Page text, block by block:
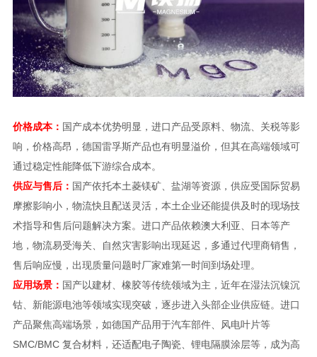
价格成本： 国产成本优势明显，进口产品受原料、物流、关税等影
响，价格高昂，德国雷孚斯产品也有明显溢价，但其在高端领域可
通过稳定性能降低下游综合成本。
供应与售后： 国产依托本土菱镁矿、盐湖等资源，供应受国际贸易
摩擦影响小，物流快且配送灵活，本土企业还能提供及时的现场技
术指导和售后问题解决方案。进口产品依赖澳大利亚、日本等产
地，物流易受海关、自然灾害影响出现延迟，多通过代理商销售，
售后响应慢，出现质量问题时厂家难第一时间到场处理。
应用场景： 国产以建材、橡胶等传统领域为主，近年在湿法沉镍沉
钴、新能源电池等领域实现突破，逐步进入头部企业供应链。进口
产品聚焦高端场景，如德国产品用于汽车部件、风电叶片等
SMC/BMC 复合材料，还适配电子陶瓷、锂电隔膜涂层等，成为高